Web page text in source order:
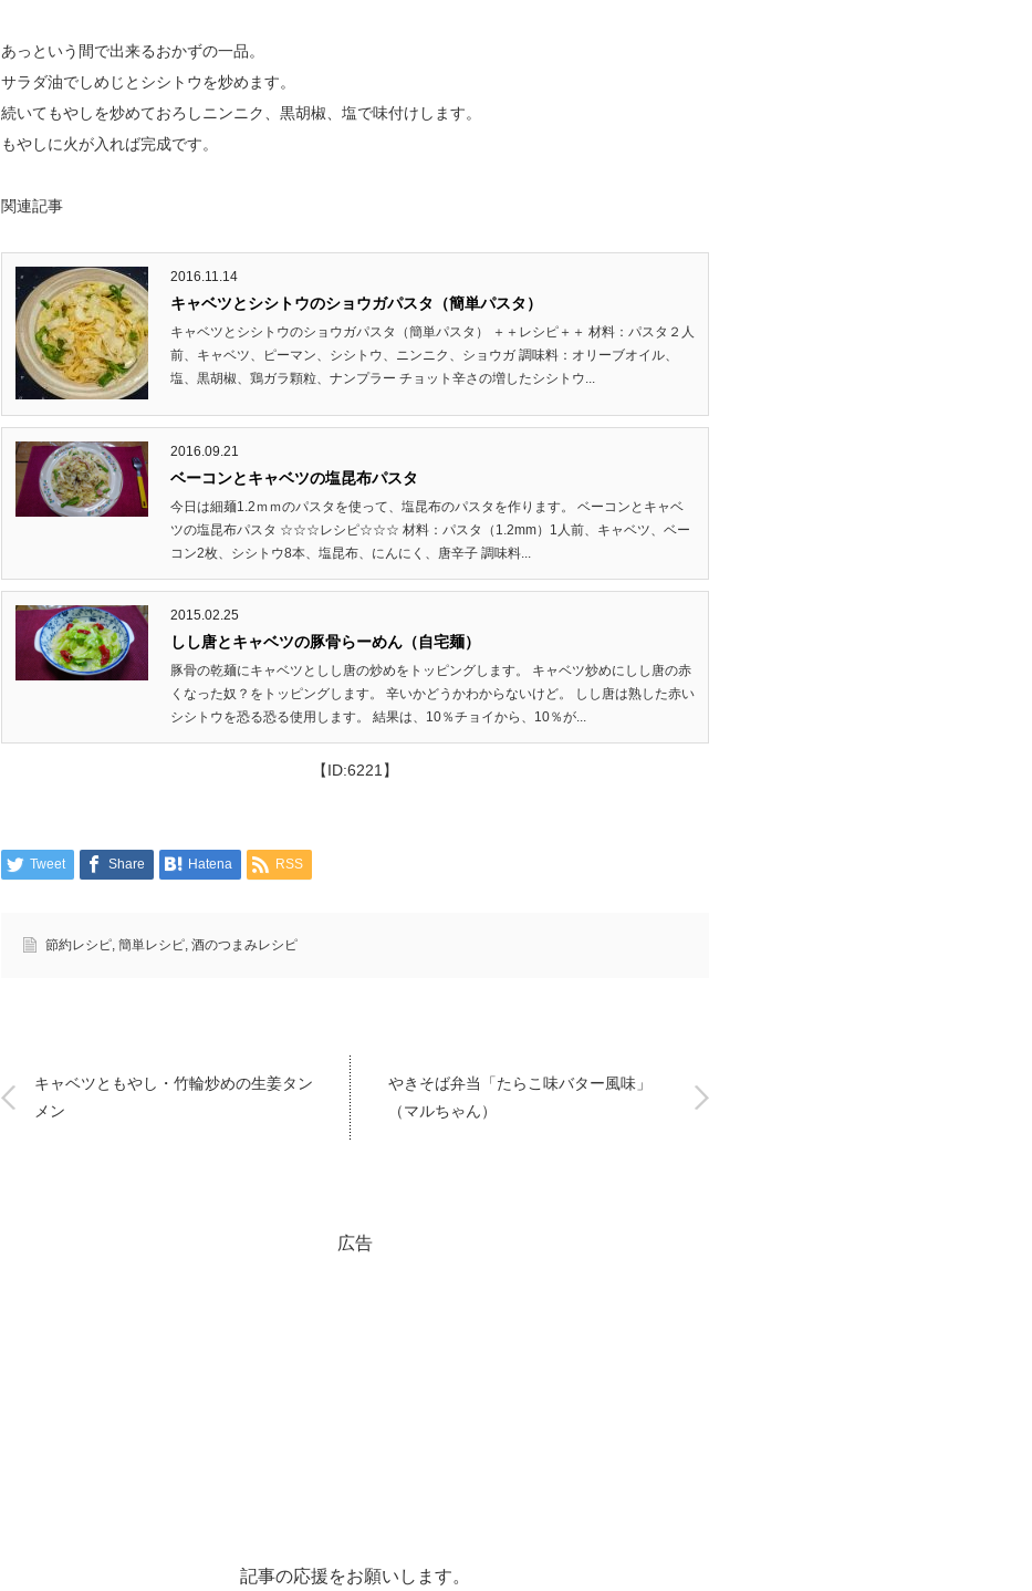
あっという間で出来るおかずの一品。
サラダ油でしめじとシシトウを炒めます。
続いてもやしを炒めておろしニンニク、黒胡椒、塩で味付けします。
もやしに火が入れば完成です。
関連記事
2016.11.14
キャベツとシシトウのショウガパスタ（簡単パスタ）
キャベツとシシトウのショウガパスタ（簡単パスタ） ＋＋レシピ＋＋ 材料：パスタ２人
前、キャベツ、ピーマン、シシトウ、ニンニク、ショウガ 調味料：オリーブオイル、
塩、黒胡椒、鶏ガラ顆粒、ナンプラー チョット辛さの増したシシトウ...
2016.09.21
ベーコンとキャベツの塩昆布パスタ
今日は細麺1.2ｍｍのパスタを使って、塩昆布のパスタを作ります。 ベーコンとキャベ
ツの塩昆布パスタ ☆☆☆レシピ☆☆☆ 材料：パスタ（1.2mm）1人前、キャベツ、ベー
コン2枚、シシトウ8本、塩昆布、にんにく、唐辛子 調味料...
2015.02.25
しし唐とキャベツの豚骨らーめん（自宅麺）
豚骨の乾麺にキャベツとしし唐の炒めをトッピングします。 キャベツ炒めにしし唐の赤
くなった奴？をトッピングします。 辛いかどうかわからないけど。 しし唐は熟した赤い
シシトウを恐る恐る使用します。 結果は、10％チョイから、10％が...
【ID:6221】
Tweet Share Hatena RSS
節約レシピ, 簡単レシピ, 酒のつまみレシピ
キャベツともやし・竹輪炒めの生姜タン
メン
やきそば弁当「たらこ味バター風味」
（マルちゃん）
広告
記事の応援をお願いします。